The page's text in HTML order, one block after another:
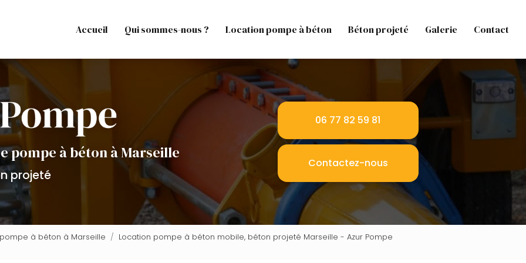
Accueil
Qui sommes-nous ? Location pompe à béton Béton projeté Galerie Contact
pompe à béton à Marseille
projeté
06 77 82 59 81
Contactez-nous
à béton à Marseille
Location pompe à béton mobile, béton projeté Marseille - Azur Pompe